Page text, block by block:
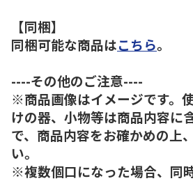
【同梱】
同梱可能な商品はこちら。
----その他のご注意----
※商品画像はイメージです。
けの器、小物等は商品内容に
で、商品内容をお確かめの上
い。
※複数個口になった場合、同